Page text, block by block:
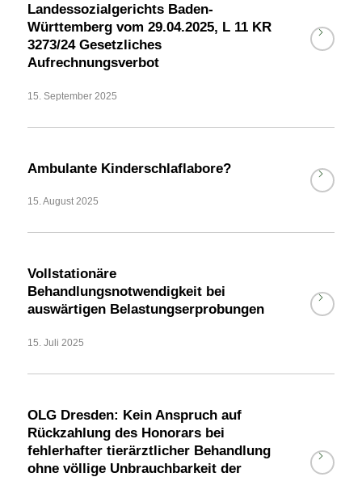
Landessozialgerichts Baden-
Württemberg vom 29.04.2025, L 11 KR
3273/24 Gesetzliches
Aufrechnungsverbot
15. September 2025
Ambulante Kinderschlaflabore?
15. August 2025
Vollstationäre
Behandlungsnotwendigkeit bei
auswärtigen Belastungserprobungen
15. Juli 2025
OLG Dresden: Kein Anspruch auf
Rückzahlung des Honorars bei
fehlerhafter tierärztlicher Behandlung
ohne völlige Unbrauchbarkeit der